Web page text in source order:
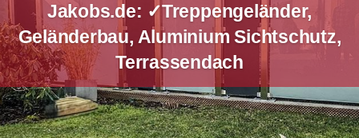
Jakobs.de: ✓Treppengeländer,
Geländerbau, Aluminium Sichtschutz,
Terrassendach